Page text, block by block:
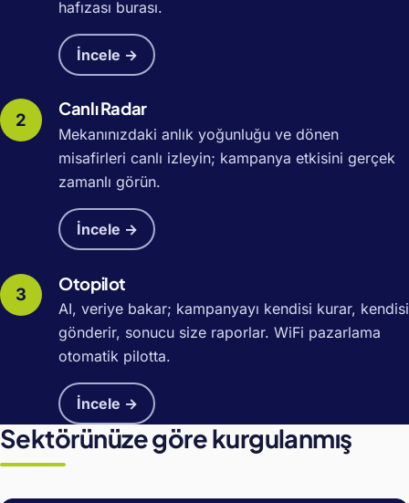
hafızası burası.
İncele →
Canlı Radar
Mekanınızdaki anlık yoğunluğu ve dönen
misafirleri canlı izleyin; kampanya etkisini gerçek
zamanlı görün.
İncele →
Otopilot
AI, veriye bakar; kampanyayı kendisi kurar, kendisi
gönderir, sonucu size raporlar. WiFi pazarlama
otomatik pilotta.
İncele →
Sektörünüze göre kurgulanmış